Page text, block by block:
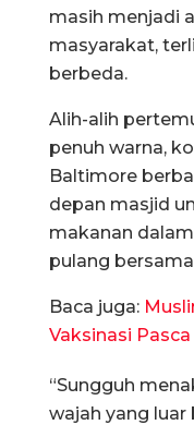
masih menjadi
masyarakat,
berbeda.
Alih-alih
penuh warna,
Baltimore
depan masjid
makanan
pulang
Baca juga:
Vaksinasi
“Sungguh
wajah yang luar